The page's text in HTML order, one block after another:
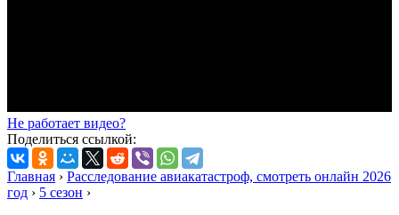
Не работает видео?
Поделиться ссылкой:
Главная › Расследование авиакатастроф, смотреть онлайн 2026
год › 5 сезон ›